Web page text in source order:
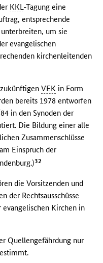
KKL-Tagung eine
entsprechende
um sie
evangelischen
kirchenleitenden
zukünftigenVEK in Form
bereits 1978 entworfen
in den Synoden der
Die Bildung einer alle
Zusammenschlüsse
Einspruch der
32
die Vorsitzenden und
der Rechtsausschüsse
Kirchen in
Quellengefährdung nur